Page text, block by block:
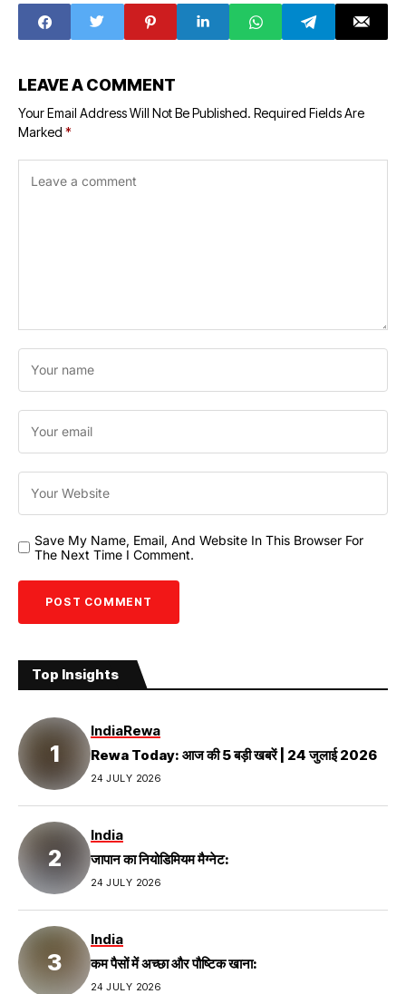
powerful voice
was heard on the
occasion of the
the new
parliament, what
will devotees do
serious
LEAVE A COMMENT
Your Email Address Will Not Be Published. Required Fields Are
Marked *
Save My Name, Email, And Website In This Browser For
The Next Time I Comment.
Top Insights
IndiaRewa
Rewa Today: आज की 5 बड़ी खबरें | 24 जुलाई 2026
24 JULY 2026
India
जापान का नियोडिमियम मैग्नेट:
24 JULY 2026
India
कम पैसों में अच्छा और पौष्टिक खाना:
24 JULY 2026